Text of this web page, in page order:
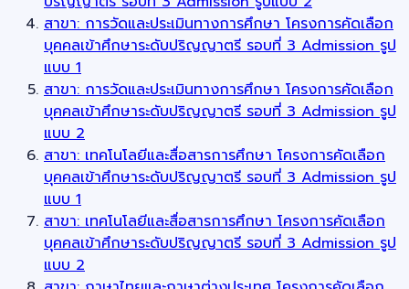
สาขา: การวัดและประเมินทางการศึกษา โครงการคัดเลือก
บุคคลเข้าศึกษาระดับปริญญาตรี รอบที่ 3 Admission รูป
แบบ 1
สาขา: การวัดและประเมินทางการศึกษา โครงการคัดเลือก
บุคคลเข้าศึกษาระดับปริญญาตรี รอบที่ 3 Admission รูป
แบบ 2
สาขา: เทคโนโลยีและสื่อสารการศึกษา โครงการคัดเลือก
บุคคลเข้าศึกษาระดับปริญญาตรี รอบที่ 3 Admission รูป
แบบ 1
สาขา: เทคโนโลยีและสื่อสารการศึกษา โครงการคัดเลือก
บุคคลเข้าศึกษาระดับปริญญาตรี รอบที่ 3 Admission รูป
แบบ 2